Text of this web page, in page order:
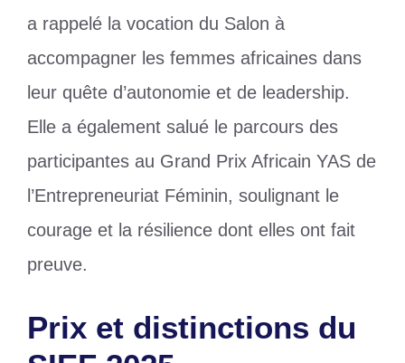
a rappelé la vocation du Salon à
accompagner les femmes africaines dans
leur quête d’autonomie et de leadership.
Elle a également salué le parcours des
participantes au Grand Prix Africain YAS de
l’Entrepreneuriat Féminin, soulignant le
courage et la résilience dont elles ont fait
preuve.
Prix et distinctions du